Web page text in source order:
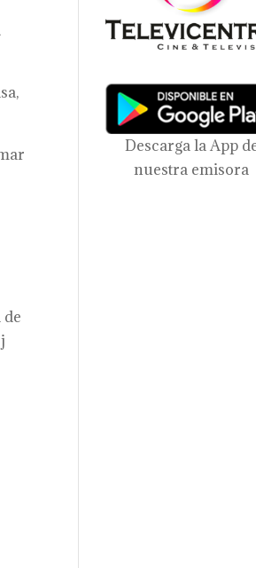
Descarga la App
nuestra emisora